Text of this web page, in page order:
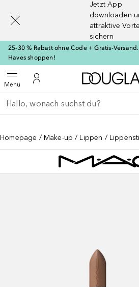
Jetzt App
downloaden
attraktive
sichern
25-30 % Rabatt ohne Code + Gratis-
Haves shoppen!
MenüMenü öffnenZu Meinem Kundenkonto
Gehe zurück
Suche ausführen
Homepage Make-up Lippen
[navigation.slideout.screenreader]